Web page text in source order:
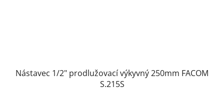
Nástavec 1/2" prodlužovací výkyvný 250mm FACOM
S.215S